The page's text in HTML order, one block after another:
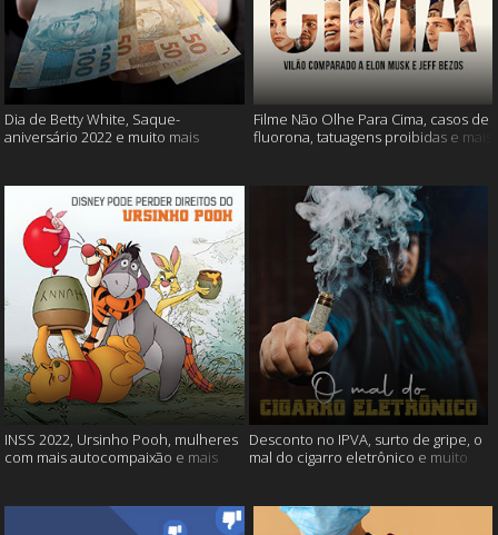
Dia de Betty White, Saque-
aniversário 2022 e muito mais
Filme Não Olhe Para Cima, casos de
fluorona, tatuagens proibidas e mais
INSS 2022, Ursinho Pooh, mulheres
com mais autocompaixão e mais
Desconto no IPVA, surto de gripe, o
mal do cigarro eletrônico e muito